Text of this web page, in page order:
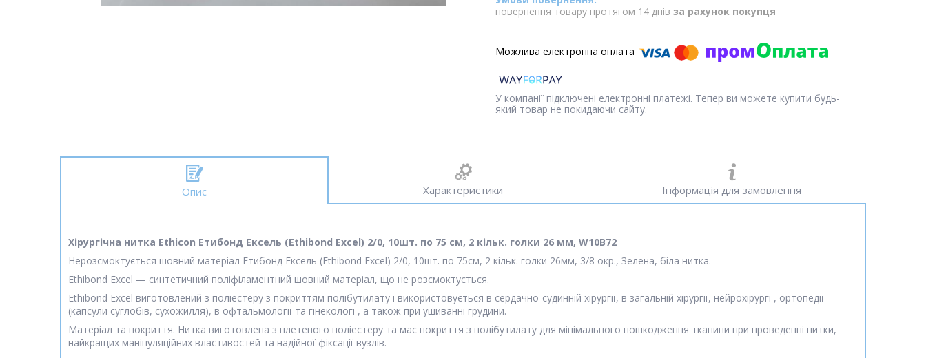
повернення товару протягом 14 днів за рахунок покупця
У компанії підключені електронні платежі. Тепер ви можете купити будь-
який товар не покидаючи сайту.
Опис Характеристики Інформація для замовлення
Хірургічна нитка Ethicon Етибонд Ексель (Ethibond Excel) 2/0, 10шт. по 75 см, 2 кільк. голки 26 мм, W10B72
Нерозсмоктується шовний матеріал Етибонд Ексель (Ethibond Excel) 2/0, 10шт. по 75см, 2 кільк. голки 26мм, 3/8 окр., Зелена, біла нитка.
Ethibond Excel — синтетичний поліфіламентний шовний матеріал, що не розсмоктується.
Ethibond Excel виготовлений з поліестеру з покриттям полібутилату і використовується в сердачно-судинній хірургії, в загальній хірургії, нейрохірургії, ортопедії
(капсули суглобів, сухожилля), в офтальмології та гінекології, а також при ушиванні грудини.
Матеріал та покриття. Нитка виготовлена з плетеного поліестеру та має покриття з полібутилату для мінімального пошкодження тканини при проведенні нитки,
найкращих маніпуляційних властивостей та надійної фіксації вузлів.